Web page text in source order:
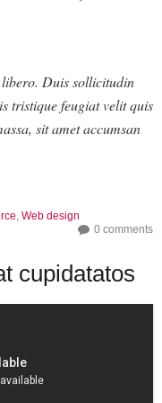
Duis sollicitudin
tristique feugiat velit quis
sit amet accumsan
, Web design
0 comments
cupidatatos